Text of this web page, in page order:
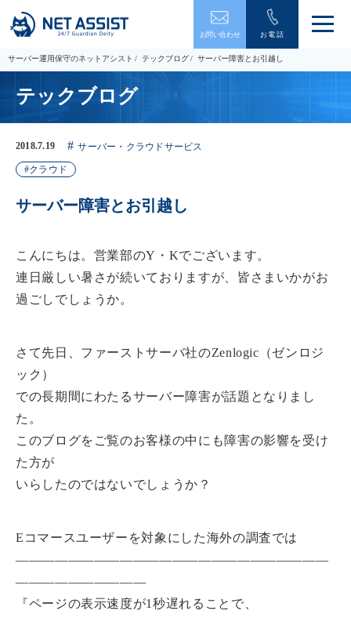
お問い合わせ お電話
メ
ー
サーバー運用保守のネットアシスト テックブログ サーバー障害とお引越し
テックブログ
2018.7.19 サーバー・クラウドサービス
クラウド
サーバー障害とお引越し
こんにちは。営業部のY・Kでございます。
連日厳しい暑さが続いておりますが、皆さまいかがお
過ごしでしょうか。
さて先日、ファーストサーバ社のZenlogic（ゼンロジ
ック）
での長期間にわたるサーバー障害が話題となりまし
た。
このブログをご覧のお客様の中にも障害の影響を受け
た方が
いらしたのではないでしょうか？
Eコマースユーザーを対象にした海外の調査では
――――――――――――――――――――――――
――――――――――
『ページの表示速度が1秒遅れることで、